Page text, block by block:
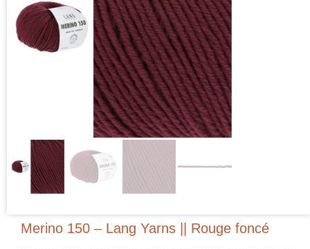
Merino 150 – Lang Yarns || Rouge foncé